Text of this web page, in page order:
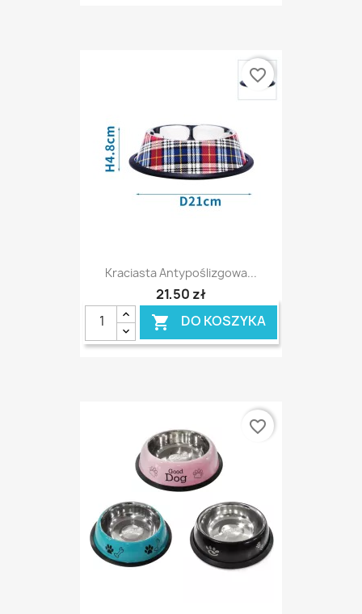
Kraciasta Antypoślizgowa...
21,50 zł
 DO KOSZYKA
favorite_border
favorite_border